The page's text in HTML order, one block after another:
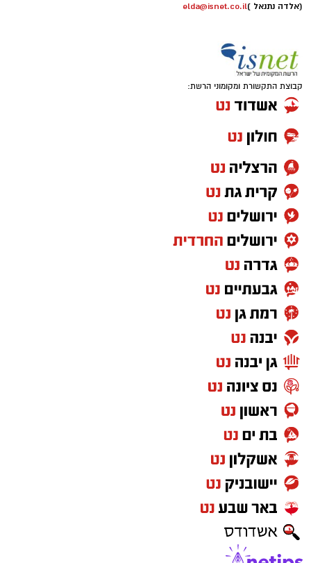
(אלדה נתנאל )elda@isnet.co.il
קבוצת התקשורת ומקומוני הרשת: